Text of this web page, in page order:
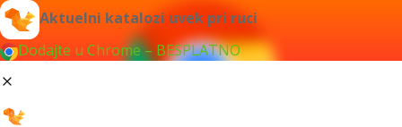
Aktuelni katalozi uvek pri ruci
Dodajte u Chrome – BESPLATNO